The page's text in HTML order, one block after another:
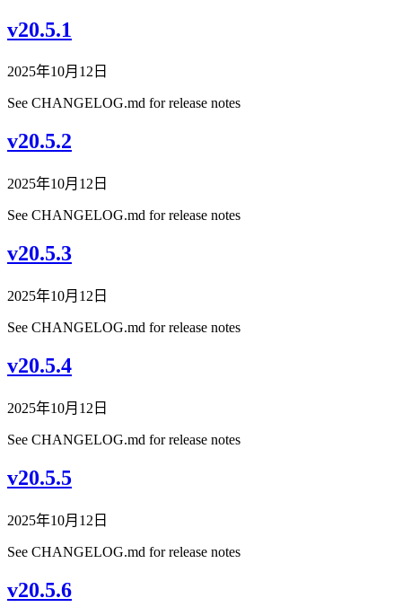
v20.5.1
2025年10月12日
See CHANGELOG.md for release notes
v20.5.2
2025年10月12日
See CHANGELOG.md for release notes
v20.5.3
2025年10月12日
See CHANGELOG.md for release notes
v20.5.4
2025年10月12日
See CHANGELOG.md for release notes
v20.5.5
2025年10月12日
See CHANGELOG.md for release notes
v20.5.6